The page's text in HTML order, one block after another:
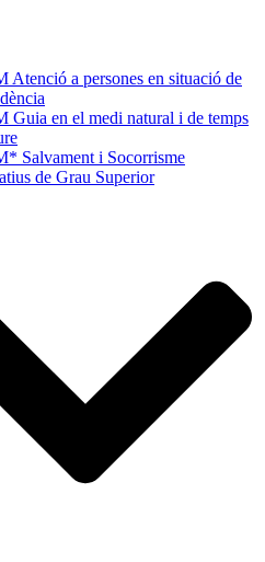
Atenció a persones en situació de
Guia en el medi natural i de temps
Salvament i Socorrisme
de Grau Superior